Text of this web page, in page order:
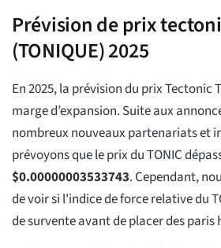
Prévision de prix
(TONIQUE) 2025
En 2025, la prévision du prix Tectonic
marge d’expansion. Suite aux
nombreux nouveaux partenariats et
prévoyons que le prix du TONIC
$0.00000003533743. Cependant,
de voir si l'indice de force relative du
de survente avant de placer des paris